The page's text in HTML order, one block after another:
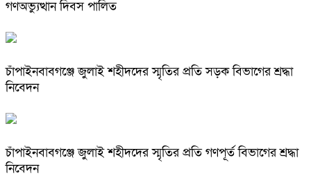
গণঅভ্যুত্থান দিবস পালিত
চাঁপাইনবাবগঞ্জে জুলাই শহীদদের স্মৃতির প্রতি সড়ক বিভাগের শ্রদ্ধা
নিবেদন
চাঁপাইনবাবগঞ্জে জুলাই শহীদদের স্মৃতির প্রতি গণপূর্ত বিভাগের শ্রদ্ধা
নিবেদন